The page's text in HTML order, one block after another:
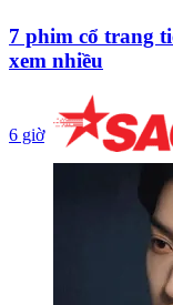
7 phim cổ trang
xem nhiều
6 giờ